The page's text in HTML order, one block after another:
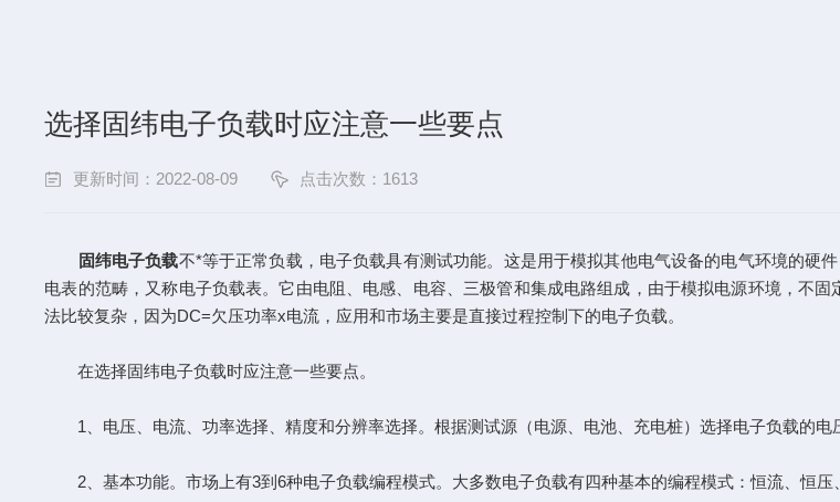
选择固纬电子负载时应注意一些要点
更新时间：2022-08-09 点击次数：1613
固纬电子负载不*等于正常负载，电子负载具有测试功能。这是用于模拟其他电气设备的电气环境的硬
电表的范畴，又称电子负载表。它由电阻、电感、电容、三极管和集成电路组成，由于模拟电源环境，不
法比较复杂，因为DC=欠压功率x电流，应用和市场主要是直接过程控制下的电子负载。
在选择固纬电子负载时应注意一些要点。
1、电压、电流、功率选择、精度和分辨率选择。根据测试源（电源、电池、充电桩）选择电子负载的电
2、基本功能。市场上有3到6种电子负载编程模式。大多数电子负载有四种基本的编程模式：恒流、恒压